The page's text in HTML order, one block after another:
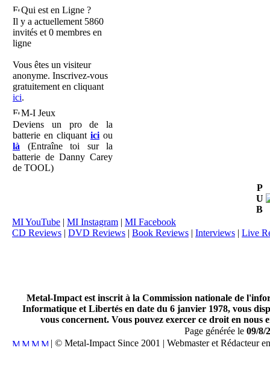
Qui est en Ligne ?
Il y a actuellement 5860
invités et 0 membres en
ligne
Vous êtes un visiteur
anonyme. Inscrivez-vous
gratuitement en cliquant
ici.
M-I Jeux
Deviens un pro de la
batterie en cliquant ici ou
là (Entraîne toi sur la
batterie de Danny Carey
de TOOL)
P
U
B
MI YouTube | MI Instagram | MI Facebook
CD Reviews | DVD Reviews | Book Reviews | Interviews | Live
Metal-Impact est inscrit à la Commission nationale de
Informatique et Libertés en date du 6 janvier 1978, vous
vous concernent. Vous pouvez exercer ce droit en
Page générée le 09/8/
| © Metal-Impact Since 2001 | Webmaster et Rédacteur